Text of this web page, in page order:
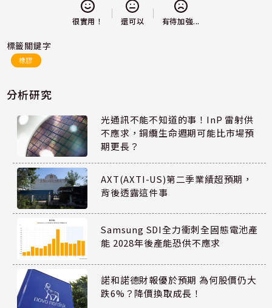
很實用！ 還可以 有待加強...
標籤關鍵字
橡膠
分析研究
光通訊不能不知道的事！InP 雷射供
不應求，銅纜生命週期可能比市場預
期更長？
AXT(AXTI-US)第二季業績超預期，
背後透露這件事
Samsung SDI全力衝刺全固態電池產
能 2028年後產能恐供不應求
諾和諾德財報優於預期 為何股價仍大
跌6%？降價換取成長！